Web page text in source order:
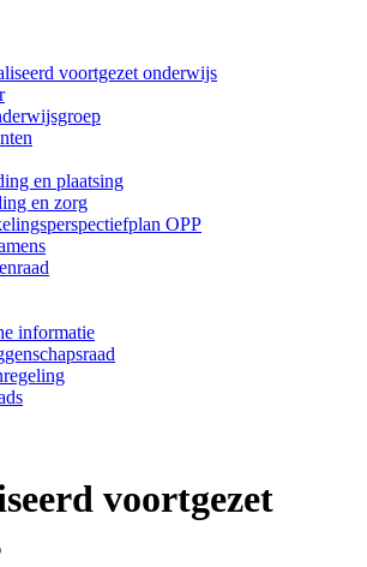
voortgezet onderwijs
en plaatsing
en zorg
OPP
informatie
voortgezet